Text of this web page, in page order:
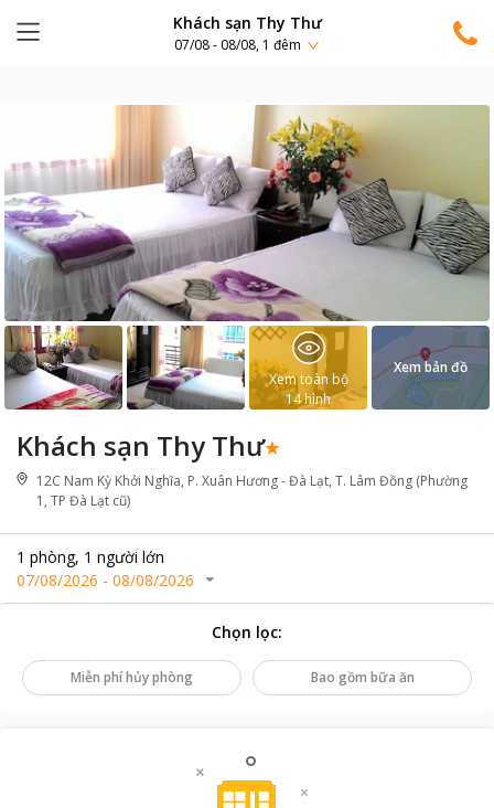
Khách sạn Thy Thư
07/08 - 08/08, 1 đêm
Khách sạn Thy Thư
12C Nam Kỳ Khởi Nghĩa, P. Xuân Hương - Đà Lạt, T. Lâm Đồng (Phường
1, TP Đà Lạt cũ)
1 phòng, 1 người lớn
07/08/2026 - 08/08/2026
Xem toàn bộ
14hình
Xem bản đồ
Chọn lọc:
Miễn phí hủy phòng Bao gồm bữa ăn